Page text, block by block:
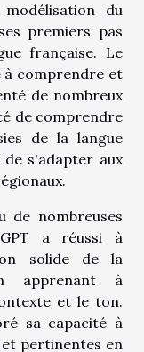
du
premiers pas
française. Le
comprendre et
de nombreux
de comprendre
de la langue
s'adapter aux
de nombreuses
a réussi à
solide de la
apprenant à
et le ton.
sa capacité à
pertinentes en